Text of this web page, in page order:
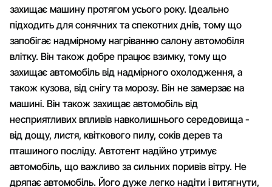
захищає машину протягом усього року. Ідеально
підходить для сонячних та спекотних днів, тому що
запобігає надмірному нагріванню салону автомобіля
влітку. Він також добре працює взимку, тому що
захищає автомобіль від надмірного охолодження, а
також кузова, від снігу та морозу. Він не замерзає на
машині. Він також захищає автомобіль від
несприятливих впливів навколишнього середовища -
від дощу, листя, квіткового пилу, соків дерев та
пташиного посліду. Автотент надійно утримує
автомобіль, що важливо за сильних поривів вітру. Не
дряпає автомобіль. Його дуже легко надіти і витягнути,